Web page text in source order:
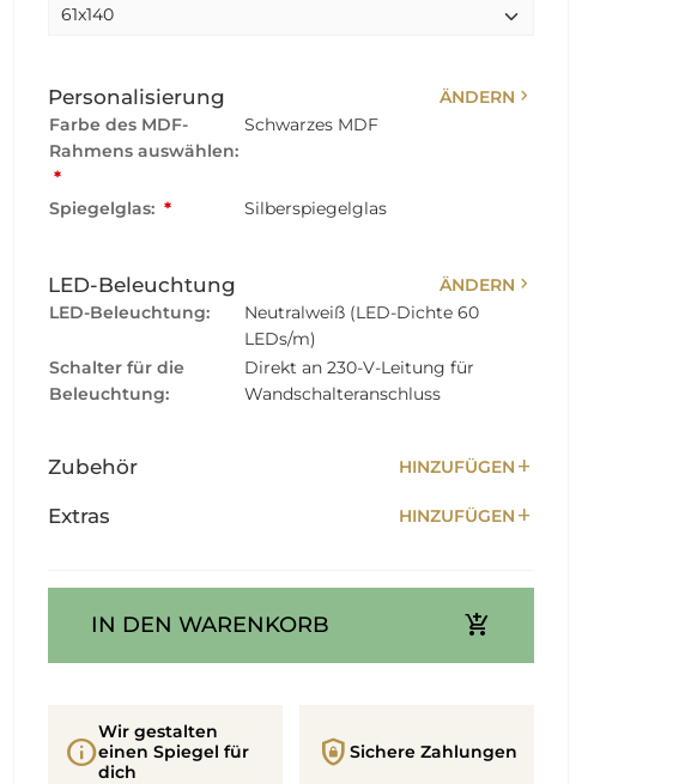
Personalisierung ÄNDERN chevron_right
Farbe des MDF-
Rahmens auswählen:
*
Schwarzes MDF
Spiegelglas: * Silberspiegelglas
LED-Beleuchtung ÄNDERN chevron_right
LED-Beleuchtung:
Neutralweiß (LED-Dichte 60
LEDs/m)
Schalter für die
Beleuchtung:
Direkt an 230-V-Leitung für
Wandschalteranschluss
Zubehör HINZUFÜGEN add
Extras HINZUFÜGEN add
IN DEN WARENKORB add_shopping_cart
info
Wir gestalten
einen Spiegel für
dich
shield_lock Sichere Zahlungen